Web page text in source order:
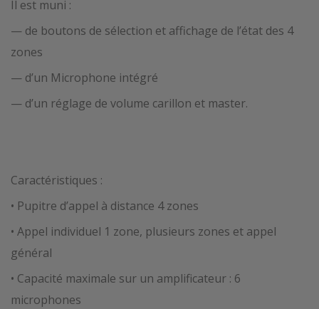
Il est muni :
— de boutons de sélection et affichage de l’état des 4
zones
— d’un Microphone intégré
— d’un réglage de volume carillon et master.
Caractéristiques :
• Pupitre d’appel à distance 4 zones
• Appel individuel 1 zone, plusieurs zones et appel
général
• Capacité maximale sur un amplificateur : 6
microphones